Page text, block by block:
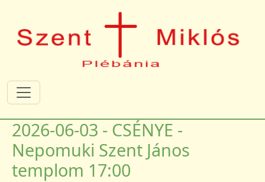
2026-06-03 - CSÉNYE -
Nepomuki Szent János
templom 17:00